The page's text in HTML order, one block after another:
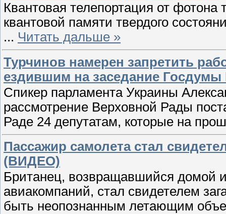
Квантовая телепортация от
квантовой памяти твердого
... Читать дальше »
Турчинов намерен запретить
ездившим на заседание
Спикер парламента Украины
рассмотрение Верховной Рады
Раде 24 депутатам, которые на
Пассажир самолета стал
(ВИДЕО)
Британец, возвращавшийся домой
авиакомпаний, стал свидетелем
быть неопознанным летающим